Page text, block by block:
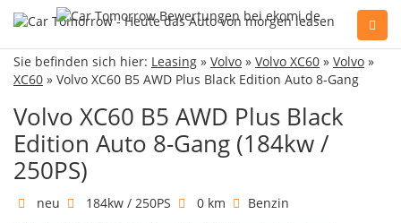
Sie befinden sich hier: Leasing » Volvo » Volvo XC60 » Volvo »
XC60 » Volvo XC60 B5 AWD Plus Black Edition Auto 8-Gang
Volvo XC60 B5 AWD Plus Black
Edition Auto 8-Gang (184kw /
250PS)
neu 184kw / 250PS 0 km Benzin
Sie haben Fragen, oder benötigen Hilfe?
Gerne beraten wir Sie persönlich am Telefon:
+49(0)89 74 83 59-10
Fahrzeug Konfigurator